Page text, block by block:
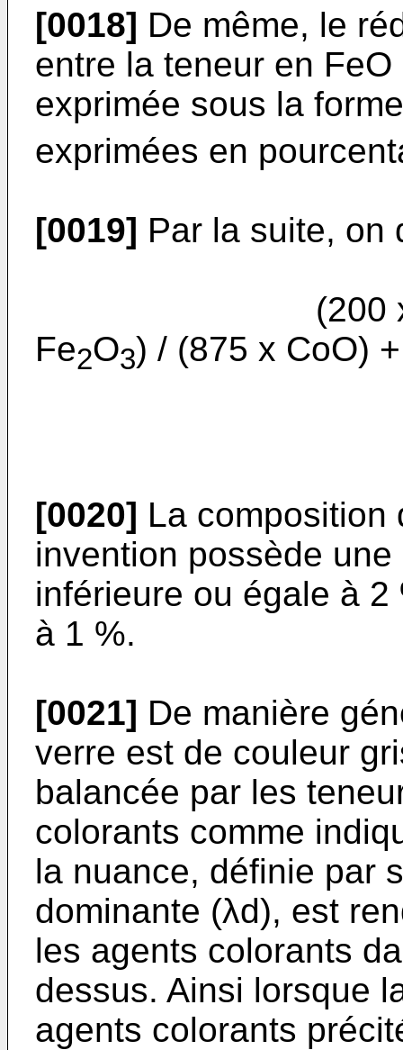
[0018] De même, le
entre la teneur en
exprimée sous la
exprimées en
[0019] Par la suite, on
(200 x NiO) +
Fe2O3) / (875 x CoO)
[0020] La composition
invention possède
inférieure ou égale à
à 1 %.
[0021] De manière
verre est de couleur
balancée par les
colorants comme
la nuance, définie par
dominante (λd), est
les agents colorants
dessus. Ainsi lorsque
agents colorants